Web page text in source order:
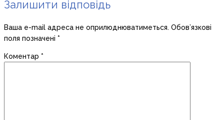
Залишити відповідь
Ваша e-mail адреса не оприлюднюватиметься. Обов’язкові
поля позначені *
Коментар *